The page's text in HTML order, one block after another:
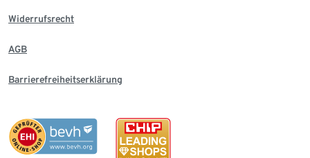
Widerrufsrecht
AGB
Barrierefreiheitserklärung